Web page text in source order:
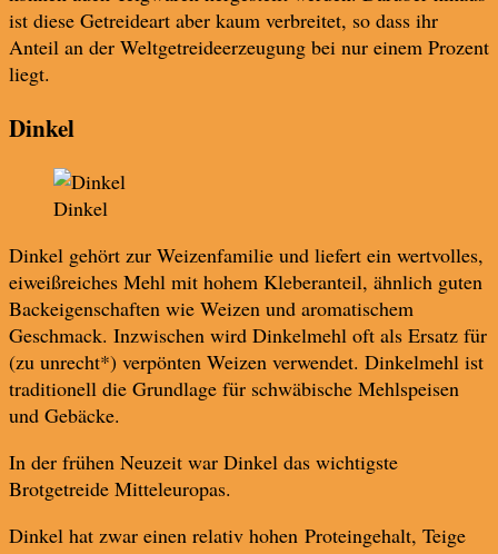
ist diese Getreideart aber kaum verbreitet, so dass ihr
Anteil an der Weltgetreideerzeugung bei nur einem Prozent
liegt.
Dinkel
Dinkel
Dinkel gehört zur Weizenfamilie und liefert ein wertvolles,
eiweißreiches Mehl mit hohem Kleberanteil, ähnlich guten
Backeigenschaften wie Weizen und aromatischem
Geschmack. Inzwischen wird Dinkelmehl oft als Ersatz für
(zu unrecht*) verpönten Weizen verwendet. Dinkelmehl ist
traditionell die Grundlage für schwäbische Mehlspeisen
und Gebäcke.
In der frühen Neuzeit war Dinkel das wichtigste
Brotgetreide Mitteleuropas.
Dinkel hat zwar einen relativ hohen Proteingehalt, Teige